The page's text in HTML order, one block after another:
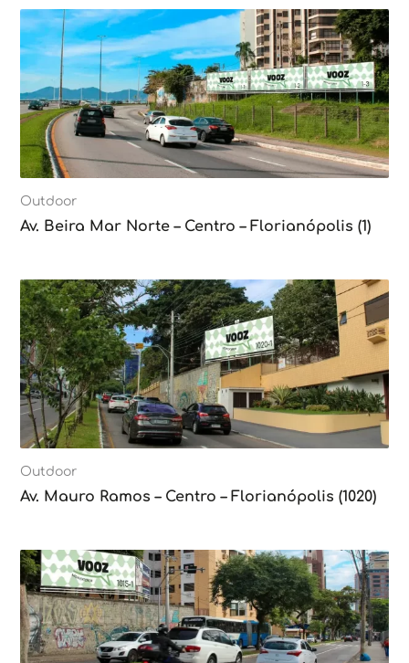
Outdoor
Av. Beira Mar Norte – Centro – Florianópolis (1)
Outdoor
Av. Mauro Ramos – Centro – Florianópolis (1020)